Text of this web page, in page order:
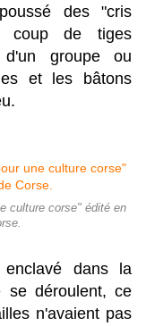
des "cris
coup de tiges
groupe ou
et les bâtons
culture corse" édité en
enclavé dans la
se déroulent, ce
n'avaient pas